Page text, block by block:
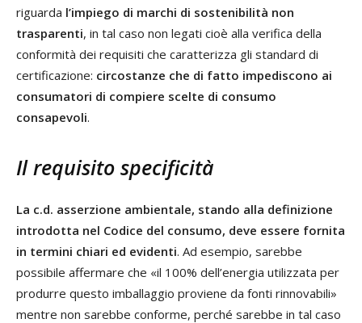
riguarda l’impiego di marchi di sostenibilità non
trasparenti, in tal caso non legati cioè alla verifica della
conformità dei requisiti che caratterizza gli standard di
certificazione: circostanze che di fatto impediscono ai
consumatori di compiere scelte di consumo
consapevoli.
Il requisito specificità
La c.d. asserzione ambientale, stando alla definizione
introdotta nel Codice del consumo, deve essere fornita
in termini chiari ed evidenti. Ad esempio, sarebbe
possibile affermare che «il 100% dell’energia utilizzata per
produrre questo imballaggio proviene da fonti rinnovabili»
mentre non sarebbe conforme, perché sarebbe in tal caso